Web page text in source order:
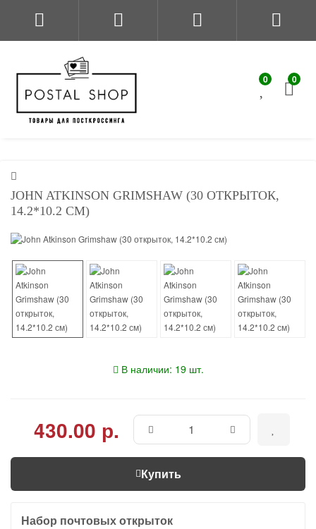
0 0
JOHN ATKINSON GRIMSHAW (30 ОТКРЫТОК,
14.2*10.2 СМ)
В наличии: 19 шт.
430.00 р.
Купить
Набор почтовых открыток